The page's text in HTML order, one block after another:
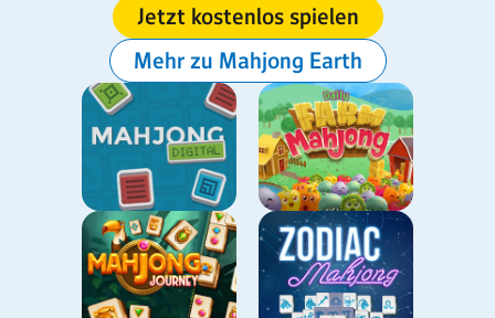
Jetzt kostenlos spielen
Mehr zu Mahjong Earth